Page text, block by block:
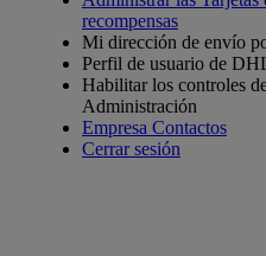
recompensas
Mi dirección de envío
Perfil de usuario de
Habilitar los controles
Administración
Empresa Contactos
Cerrar sesión